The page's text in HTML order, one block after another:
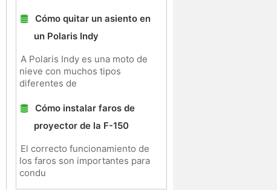
Cómo quitar un asiento en
un Polaris Indy
A Polaris Indy es una moto de
nieve con muchos tipos
diferentes de
Cómo instalar faros de
proyector de la F-150
El correcto funcionamiento de
los faros son importantes para
condu